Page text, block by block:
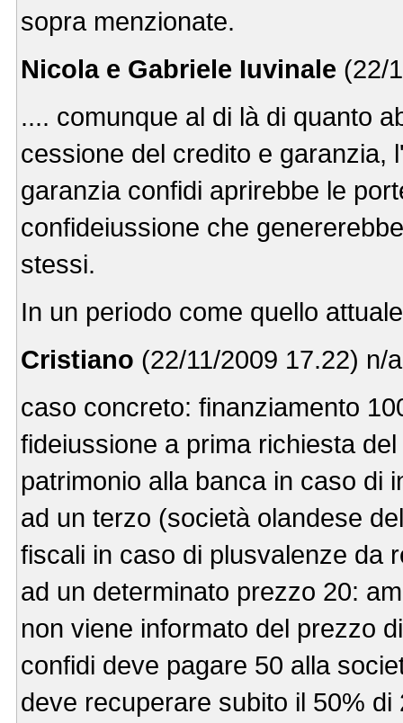
sopra menzionate.
Nicola e Gabriele Iuvinale (22/
.... comunque al di là di quanto
cessione del credito e garanzia,
garanzia confidi aprirebbe le
confideiussione che
stessi.
In un periodo come quello
Cristiano (22/11/2009 17.22) n/a
caso concreto: finanziamento
fideiussione a prima richiesta
patrimonio alla banca in caso di
ad un terzo (società olandese
fiscali in caso di plusvalenze da
ad un determinato prezzo 20:
non viene informato del prezzo
confidi deve pagare 50 alla
deve recuperare subito il 50%